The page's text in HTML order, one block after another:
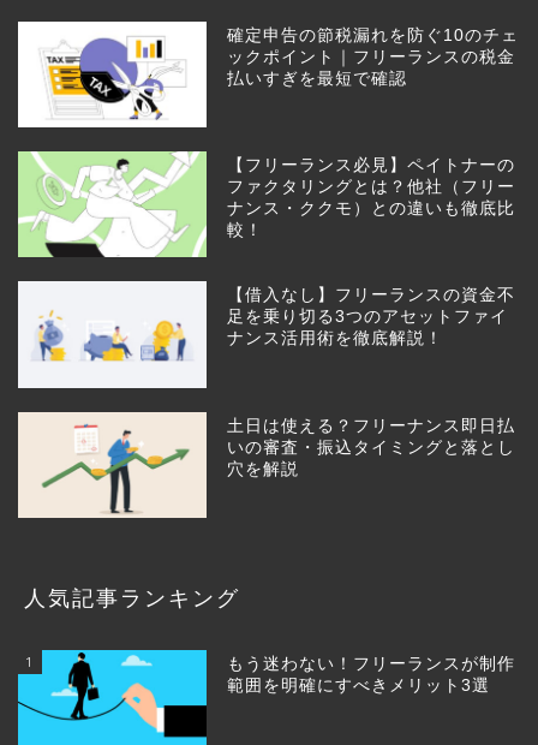
確定申告の節税漏れを防ぐ10のチェ
ックポイント｜フリーランスの税金
払いすぎを最短で確認
【フリーランス必見】ペイトナーの
ファクタリングとは？他社（フリー
ナンス・ククモ）との違いも徹底比
較！
【借入なし】フリーランスの資金不
足を乗り切る3つのアセットファイ
ナンス活用術を徹底解説！
土日は使える？フリーナンス即日払
いの審査・振込タイミングと落とし
穴を解説
人気記事ランキング
1
もう迷わない！フリーランスが制作
範囲を明確にすべきメリット3選